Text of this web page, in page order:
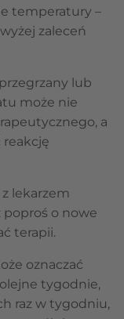
temperatury –
zaleceń
lub
może nie
a
reakcję
lekarzem
o nowe
terapii.
oznaczać
tygodnie,
raz w tygodniu,